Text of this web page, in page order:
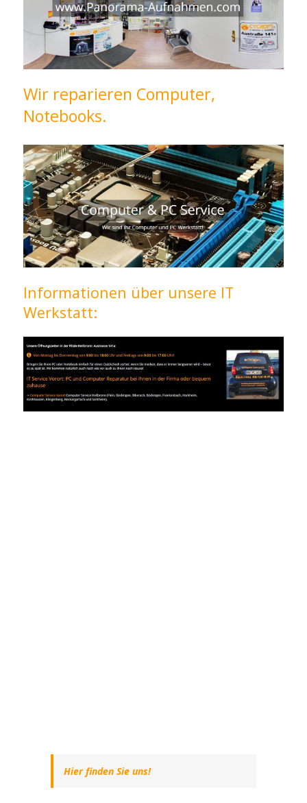
Wir reparieren Computer,
Notebooks.
Informationen über unsere IT
Werkstatt:
Hier finden Sie uns!